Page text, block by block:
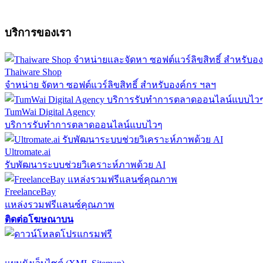
บริการของเรา
Thaiware Shop
จำหน่าย จัดหา ซอฟต์แวร์ลิขสิทธิ์ สำหรับองค์กร ฯลฯ
TumWai Digital Agency
บริการรับทำการตลาดออนไลน์แบบไวๆ
Ultromate.ai
รับพัฒนาระบบช่วยวิเคราะห์ภาพด้วย AI
FreelanceBay
แหล่งรวมฟรีแลนซ์คุณภาพ
ติดต่อโฆษณาบน